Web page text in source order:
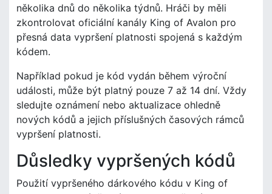
několika dnů do několika týdnů. Hráči by měli
zkontrolovat oficiální kanály King of Avalon pro
přesná data vypršení platnosti spojená s každým
kódem.
Například pokud je kód vydán během výroční
události, může být platný pouze 7 až 14 dní. Vždy
sledujte oznámení nebo aktualizace ohledně
nových kódů a jejich příslušných časových rámců
vypršení platnosti.
Důsledky vypršených kódů
Použití vypršeného dárkového kódu v King of